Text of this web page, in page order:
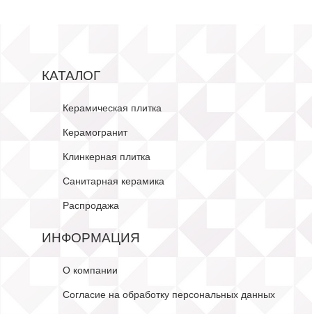
КАТАЛОГ
Керамическая плитка
Керамогранит
Клинкерная плитка
Санитарная керамика
Распродажа
ИНФОРМАЦИЯ
О компании
Согласие на обработку персональных данных